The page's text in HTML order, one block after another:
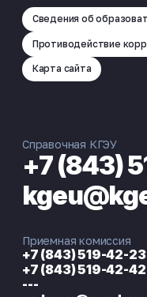
Сведения об
Противодействие
Карта сайта
Справочная КГЭУ
+7 (843)
Приемная комиссия
+7 (843) 519-42-23
+7 (843) 519-42-42
---